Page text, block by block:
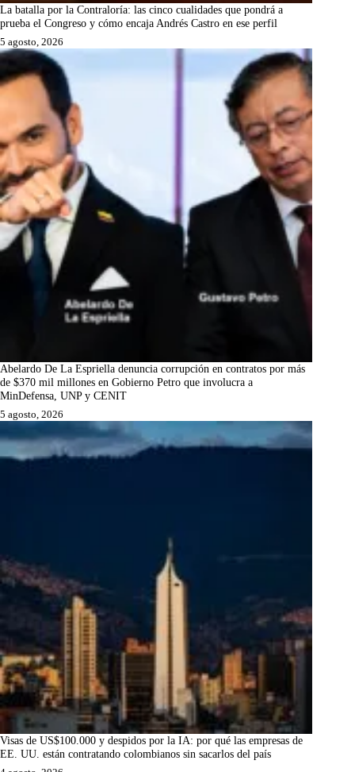
La batalla por la Contraloría: las cinco cualidades que pondrá a
prueba el Congreso y cómo encaja Andrés Castro en ese perfil
5 agosto, 2026
Abelardo De La Espriella denuncia corrupción en contratos por más
de $370 mil millones en Gobierno Petro que involucra a
MinDefensa, UNP y CENIT
5 agosto, 2026
Visas de US$100.000 y despidos por la IA: por qué las empresas de
EE. UU. están contratando colombianos sin sacarlos del país